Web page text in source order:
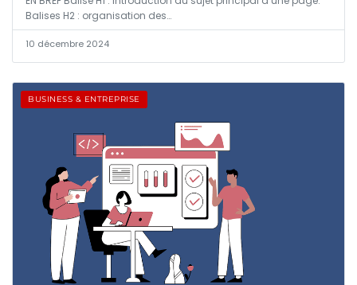
Balises H2 : organisation des…
10 décembre 2024
BUSINESS & ENTREPRISE